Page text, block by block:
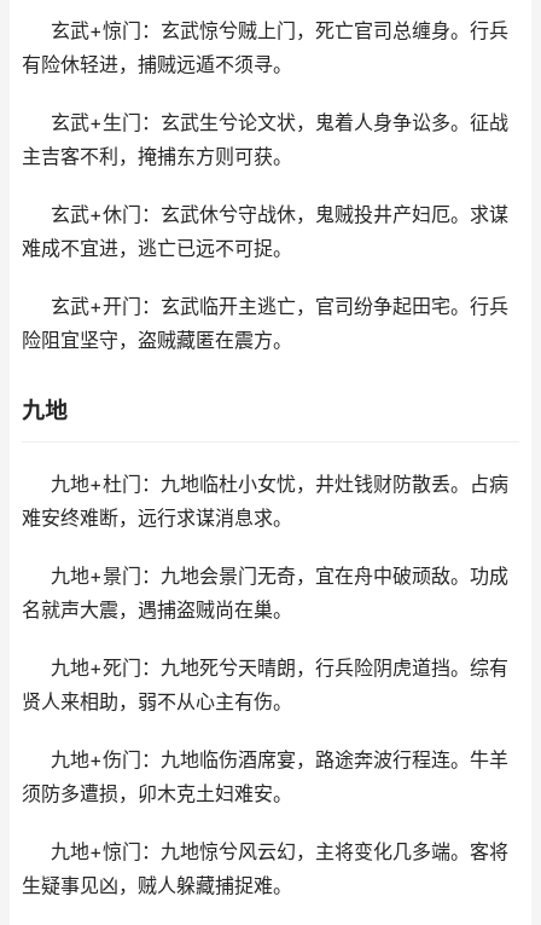
玄武+惊门：玄武惊兮贼上门，死亡官司总缠身。行兵
有险休轻进，捕贼远遁不须寻。
玄武+生门：玄武生兮论文状，鬼着人身争讼多。征战
主吉客不利，掩捕东方则可获。
玄武+休门：玄武休兮守战休，鬼贼投井产妇厄。求谋
难成不宜进，逃亡已远不可捉。
玄武+开门：玄武临开主逃亡，官司纷争起田宅。行兵
险阻宜坚守，盗贼藏匿在震方。
九地
九地+杜门：九地临杜小女忧，井灶钱财防散丢。占病
难安终难断，远行求谋消息求。
九地+景门：九地会景门无奇，宜在舟中破顽敌。功成
名就声大震，遇捕盗贼尚在巢。
九地+死门：九地死兮天晴朗，行兵险阴虎道挡。综有
贤人来相助，弱不从心主有伤。
九地+伤门：九地临伤酒席宴，路途奔波行程连。牛羊
须防多遭损，卯木克土妇难安。
九地+惊门：九地惊兮风云幻，主将变化几多端。客将
生疑事见凶，贼人躲藏捕捉难。